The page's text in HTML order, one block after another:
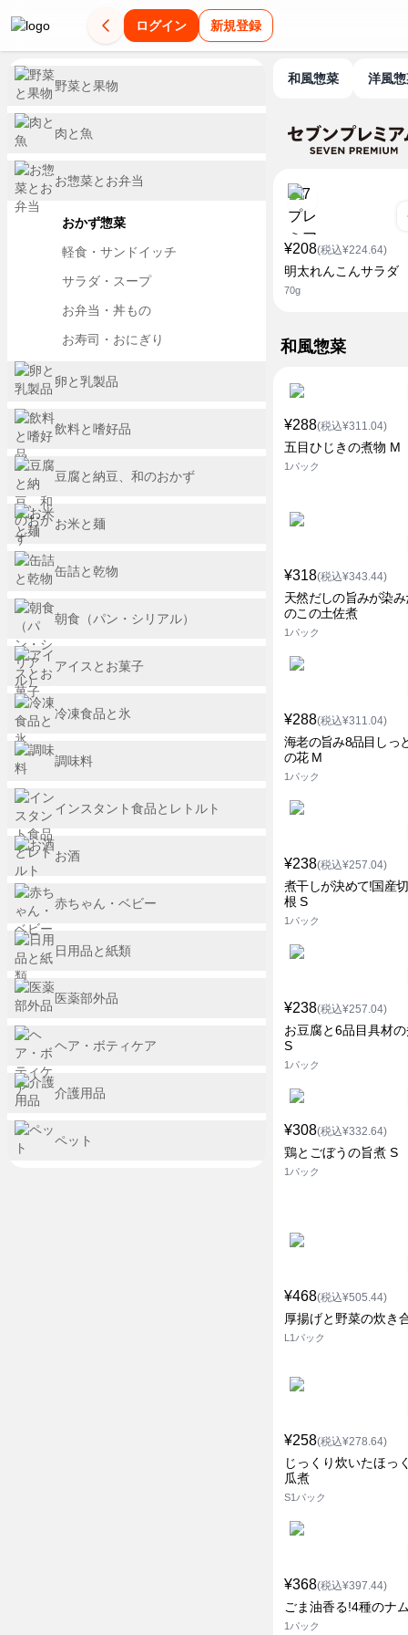
ログイン 新規登録
和風惣菜 洋風
¥208(税込¥224.64)
明太れんこんサラダ
70g
和風惣菜
¥288(税込¥311.04)
五目ひじきの煮物 M
1パック
¥318(税込¥343.44)
天然だしの旨みが染
のこの土佐煮
1パック
¥288(税込¥311.04)
海老の旨み8品目しっ
の花 M
1パック
¥238(税込¥257.04)
煮干しが決めて!国産
根 S
1パック
¥238(税込¥257.04)
お豆腐と6品目具材
S
1パック
¥308(税込¥332.64)
鶏とごぼうの旨煮 S
1パック
¥468(税込¥505.44)
厚揚げと野菜の炊き
L1パック
¥258(税込¥278.64)
じっくり炊いたほっ
瓜煮
S1パック
¥368(税込¥397.44)
ごま油香る!4種のナ
1パック
野菜と果物
肉と魚
お惣菜とお弁当
おかず惣菜
軽食・サンドイッチ
サラダ・スープ
お弁当・丼もの
お寿司・おにぎり
卵と乳製品
飲料と嗜好品
豆腐と納豆、和のおかず
お米と麺
缶詰と乾物
朝食（パン・シリアル）
アイスとお菓子
冷凍食品と氷
調味料
インスタント食品とレトルト
お酒
赤ちゃん・ベビー
日用品と紙類
医薬部外品
ヘア・ボティケア
介護用品
ペット